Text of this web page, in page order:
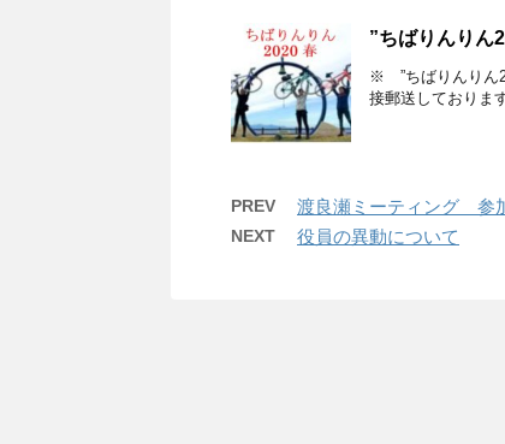
”ちばりんりん
※ ”ちばりんりん
接郵送しておりま
PREV 渡良瀬ミーティング 参
NEXT 役員の異動について